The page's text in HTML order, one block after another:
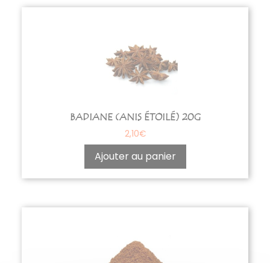
BADIANE (ANIS ÉTOILÉ) 20G
2,10€
Ajouter au panier